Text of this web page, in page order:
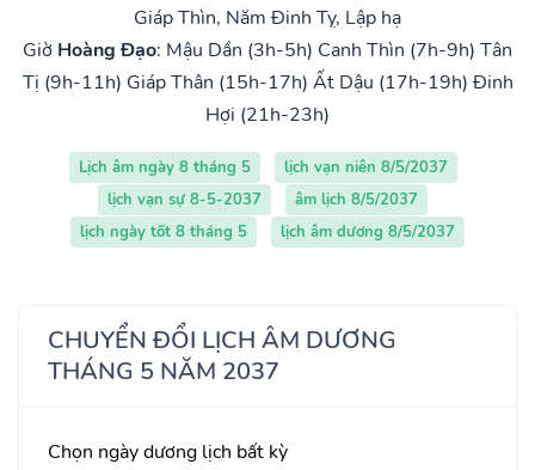
Giáp Thìn, Năm Đinh Tỵ, Lập hạ
Giờ Hoàng Đạo: Mậu Dần (3h-5h) Canh Thìn (7h-9h) Tân
Tị (9h-11h) Giáp Thân (15h-17h) Ất Dậu (17h-19h) Đinh
Hợi (21h-23h)
Lịch âm ngày 8 tháng 5
lịch vạn niên 8/5/2037
lịch vạn sự 8-5-2037
âm lịch 8/5/2037
lịch ngày tốt 8 tháng 5
lịch âm dương 8/5/2037
CHUYỂN ĐỔI LỊCH ÂM DƯƠNG
THÁNG 5 NĂM 2037
Chọn ngày dương lịch bất kỳ